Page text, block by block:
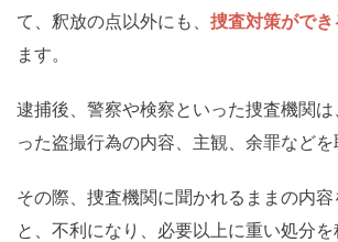
て、釈放の点以外にも、 捜査対策ができ
ます。
逮捕後、警察や検察といった捜査機関
った盗撮行為の内容、主観、余罪などを
その際、捜査機関に聞かれるままの内
と、不利になり、必要以上に重い処分